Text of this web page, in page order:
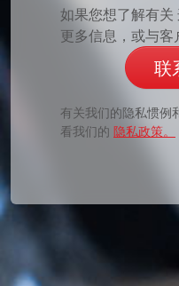
如果您想了解有
更多信息，或与客
联
有关我们的隐私惯例
看我们的 隐私政策。